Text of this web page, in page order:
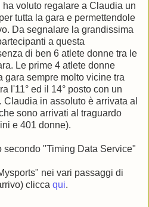
voluto regalare a Claudia un
tutta la gara e permettendole
Da segnalare la grandissima
a questa
di ben 6 atlete donne tra le
Le prime 4 atlete donne
gara sempre molto vicine tra
l'11° ed il 14° posto con un
in assoluto è arrivata al
sono arrivati al traguardo
e 401 donne).
secondo "Timing Data Service"
nei vari passaggi di
clicca qui.